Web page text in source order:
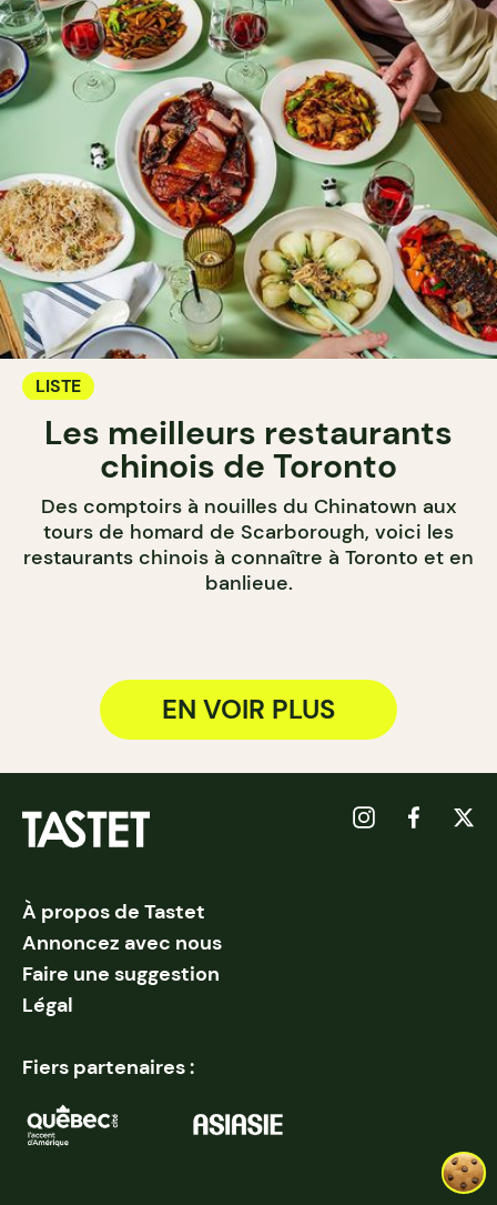
LISTE
Les meilleurs restaurants
chinois de Toronto
Des comptoirs à nouilles du Chinatown aux
tours de homard de Scarborough, voici les
restaurants chinois à connaître à Toronto et en
banlieue.
EN VOIR PLUS
À propos de Tastet
Annoncez avec nous
Faire une suggestion
Légal
Fiers partenaires :